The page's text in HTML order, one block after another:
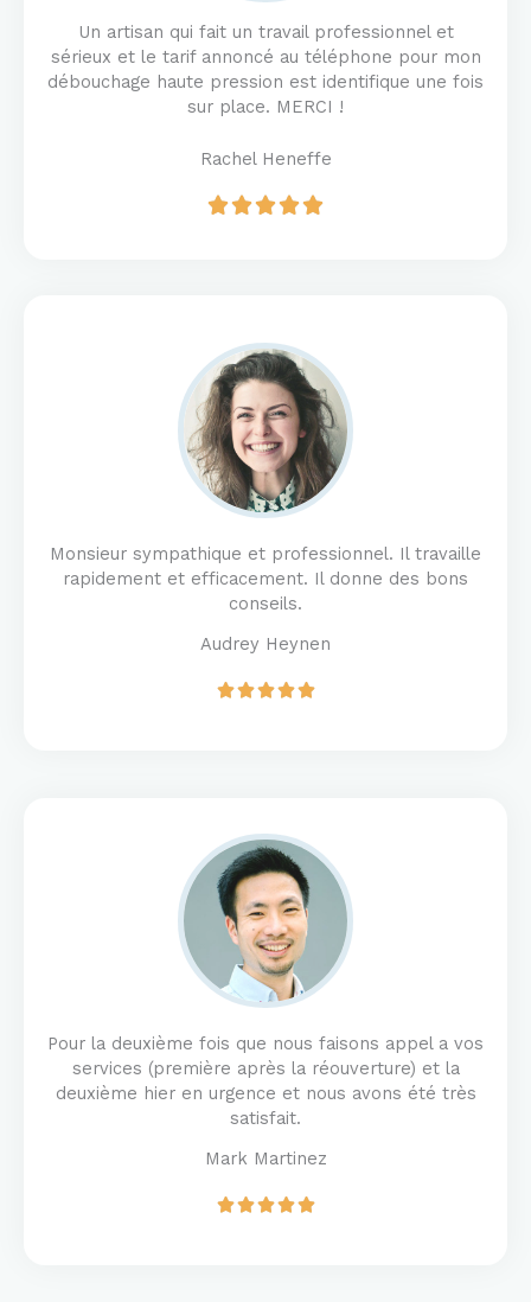
Un artisan qui fait un travail professionnel et
sérieux et le tarif annoncé au téléphone pour mon
débouchage haute pression est identifique une fois
sur place. MERCI !
Rachel Heneffe
R
u
t
o
f
5
Monsieur sympathique et professionnel. Il travaille
rapidement et efficacement. Il donne des bons
conseils.
Audrey Heynen

u
Pour la deuxième fois que nous faisons appel a vos
services (première après la réouverture) et la
deuxième hier en urgence et nous avons été très
satisfait.
Mark Martinez
R